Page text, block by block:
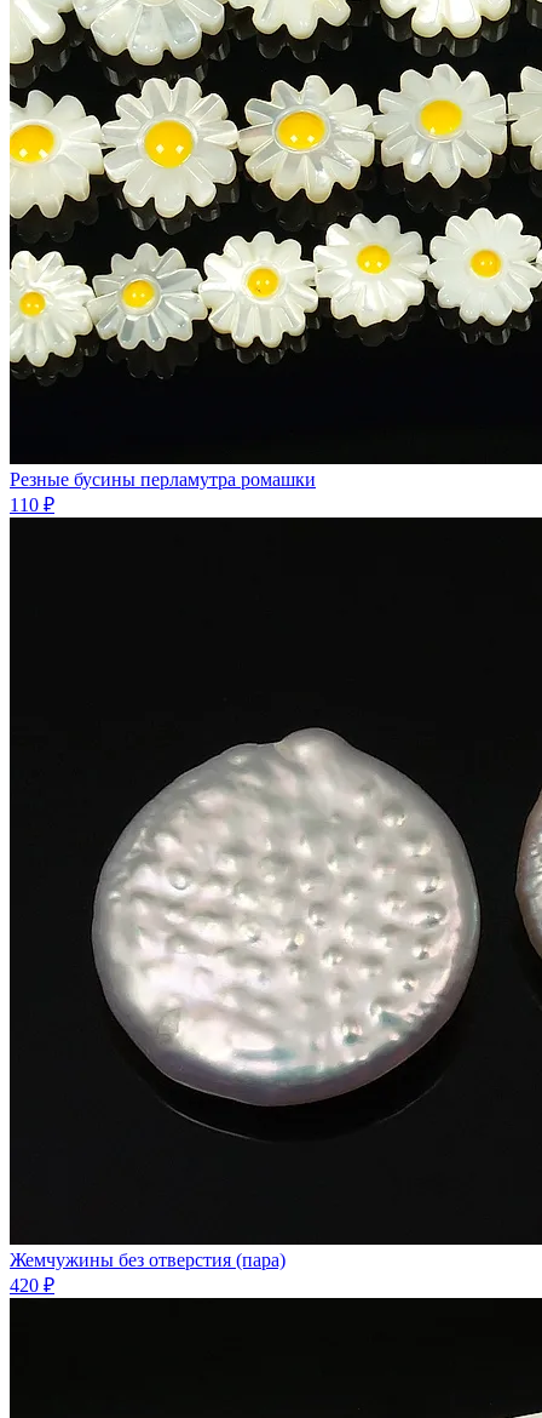
Резные бусины перламутра ромашки
110 ₽
Жемчужины без отверстия (пара)
420 ₽